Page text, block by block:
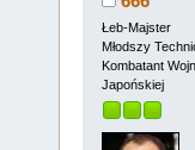
Łeb-Majster
Młodszy
Kombatant
Japońskiej